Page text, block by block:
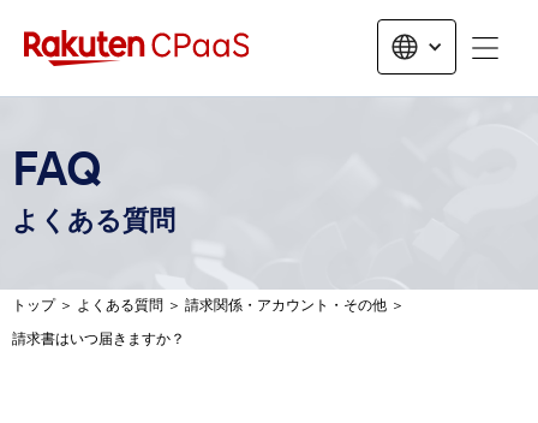
無料トライアルお申し込み
FAQ
よくある質問
トップ ＞ よくある質問 ＞ 請求関係・アカウント・その他 ＞
請求書はいつ届きますか？